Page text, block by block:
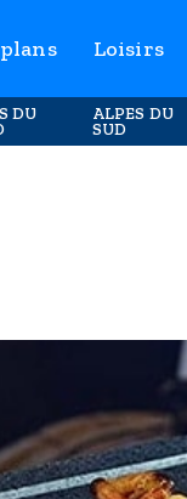
Loisirs
DU
ALPES DU
SUD